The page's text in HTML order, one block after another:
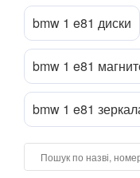
X3 III G01
X3M III F97
X4 I F26
X4M I F26
X4 II G02
bmw 1 e81 диски
bmw 1 e81
bmw 1 e81